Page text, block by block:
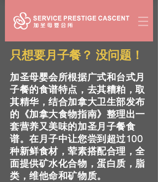
​只想要月子餐？ 没问题！
加圣母婴会所根据广式和台式月
子餐的食谱特点，去其糟粕，取
其精华，结合加拿大卫生部发布
的《加拿大食物指南》整理出一
套营养又美味的加圣月子餐食
谱。在月子中让您尝到超过100
种新鲜食材，荤素搭配合理，全
面提供矿水化合物，蛋白质，脂
类，维他命和矿物质。